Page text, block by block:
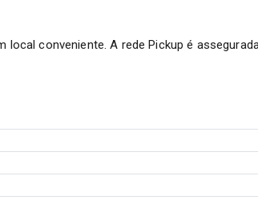
conveniente. A rede Pickup é